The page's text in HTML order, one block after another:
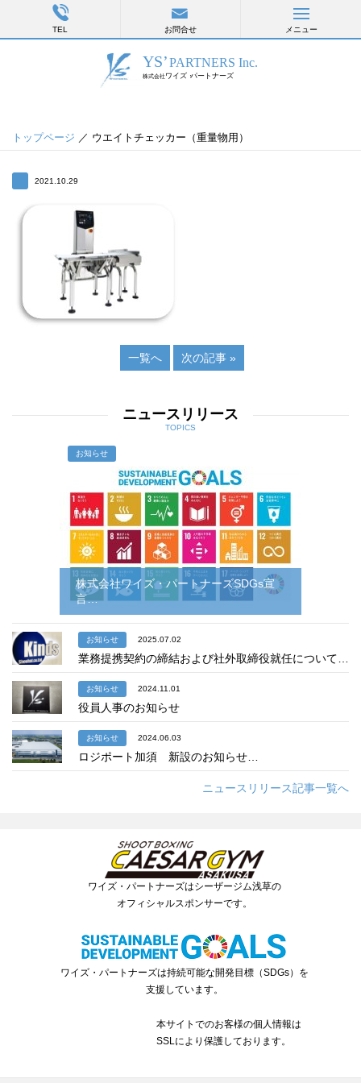
TEL お問合せ メニュー
トップページ ／ ウエイトチェッカー（重量物用）
2021.10.29
一覧へ 次の記事 »
ニュースリリース
TOPICS
お知らせ
株式会社ワイズ・パートナーズSDGs宣
言…
お知らせ 2025.07.02
業務提携契約の締結および社外取締役就任について…
お知らせ 2024.11.01
役員人事のお知らせ
お知らせ 2024.06.03
ロジポート加須 新設のお知らせ…
ニュースリリース記事一覧へ
ワイズ・パートナーズはシーザージム浅草の
オフィシャルスポンサーです。
ワイズ・パートナーズは持続可能な開発目標（SDGs）を
支援しています。
本サイトでのお客様の個人情報は
SSLにより保護しております。